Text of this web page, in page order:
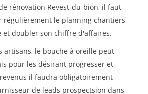
rénovation Revest-du-bion, il faut
régulièrement le planning chantiers
et doubler son chiffre d'affaires.
artisans, le bouche à oreille peut
pour les désirant progresser et
il faudra obligatoirement
de leads prospectsion dans